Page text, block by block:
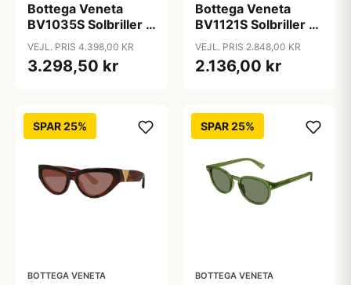
Bottega Veneta
BV1035S Solbriller -
Ovale Skildpadde
VEJL. PRIS 4.398,00 KR
3.298,50 kr
Bottega Veneta
BV1121S Solbriller -
Katteøjne
Skildpadde
VEJL. PRIS 2.848,00 KR
2.136,00 kr
SPAR 25%
BOTTEGA VENETA
SPAR 25%
BOTTEGA VENETA